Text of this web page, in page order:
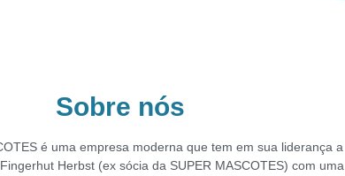
Sobre nós
é uma empresa moderna que tem em sua liderança a
Herbst (ex sócia da SUPER MASCOTES) com uma